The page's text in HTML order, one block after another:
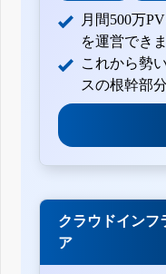
月間500万
を運営できま
これから勢
スの根幹部
クラウドインフ
ア